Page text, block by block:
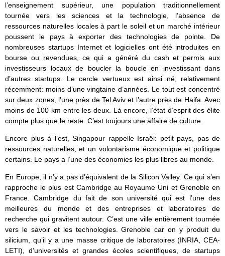
l’enseignement supérieur, une population traditionnellement
tournée vers les sciences et la technologie, l’absence de
ressources naturelles locales à part le soleil et un marché intérieur
poussent le pays à exporter des technologies de pointe. De
nombreuses startups Internet et logicielles ont été introduites en
bourse ou revendues, ce qui a généré du cash et permis aux
investisseurs locaux de boucler la boucle en investissant dans
d’autres startups. Le cercle vertueux est ainsi né, relativement
récemment: moins d’une vingtaine d’années. Le tout est concentré
sur deux zones, l’une près de Tel Aviv et l’autre près de Haifa. Avec
moins de 100 km entre les deux. Là encore, l’état d’esprit des élite
compte plus que le reste. C’est toujours une affaire de culture.
Encore plus à l’est, Singapour rappelle Israël: petit pays, pas de
ressources naturelles, et un volontarisme économique et politique
certains. Le pays a l’une des économies les plus libres au monde.
En Europe, il n’y a pas d’équivalent de la Silicon Valley. Ce qui s’en
rapproche le plus est Cambridge au Royaume Uni et Grenoble en
France. Cambridge du fait de son université qui est l’une des
meilleures du monde et des entreprises et laboratoires de
recherche qui gravitent autour. C’est une ville entièrement tournée
vers le savoir et les technologies. Grenoble car on y produit du
silicium, qu’il y a une masse critique de laboratoires (INRIA, CEA-
LETI), d’universités et grandes écoles scientifiques, de startups